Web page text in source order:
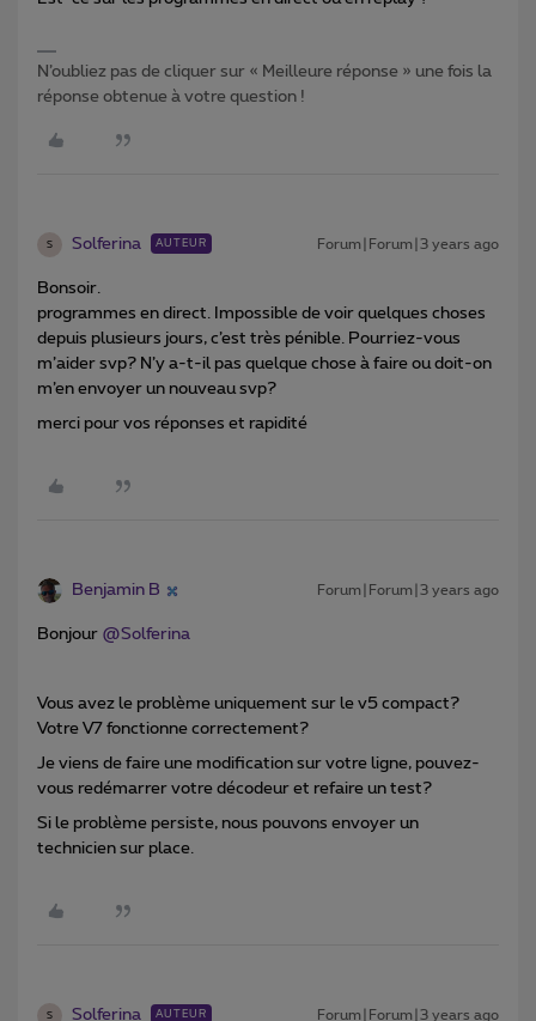
N’oubliez pas de cliquer sur « Meilleure réponse » une fois la
réponse obtenue à votre question !
S Solferina AUTEUR Forum|Forum|3 years ago
Bonsoir.
programmes en direct. Impossible de voir quelques choses
depuis plusieurs jours, c’est très pénible. Pourriez-vous
m’aider svp? N’y a-t-il pas quelque chose à faire ou doit-on
m’en envoyer un nouveau svp?
merci pour vos réponses et rapidité
Benjamin B Forum|Forum|3 years ago
Bonjour @Solferina
Vous avez le problème uniquement sur le v5 compact?
Votre V7 fonctionne correctement?
Je viens de faire une modification sur votre ligne, pouvez-
vous redémarrer votre décodeur et refaire un test?
Si le problème persiste, nous pouvons envoyer un
technicien sur place.
S Solferina AUTEUR Forum|Forum|3 years ago